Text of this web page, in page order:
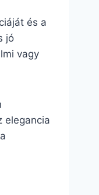
és a
jó
vagy
elegancia